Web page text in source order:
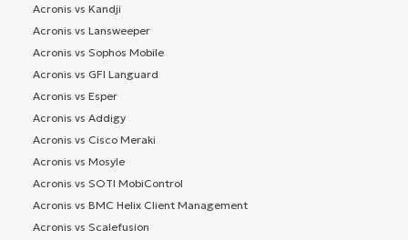
Acronis vs Kandji
Acronis vs Lansweeper
Acronis vs Sophos Mobile
Acronis vs GFI Languard
Acronis vs Esper
Acronis vs Addigy
Acronis vs Cisco Meraki
Acronis vs Mosyle
Acronis vs SOTI MobiControl
Acronis vs BMC Helix Client Management
Acronis vs Scalefusion